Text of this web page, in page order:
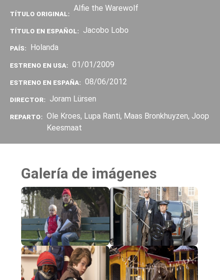
TÍTULO ORIGINAL:
Alfie the Warewolf
TÍTULO EN ESPAÑOL: Jacobo Lobo
PAÍS: Holanda
ESTRENO EN USA: 01/01/2009
ESTRENO EN ESPAÑA: 08/06/2012
DIRECTOR: Joram Lürsen
REPARTO: Ole Kroes, Lupa Ranti, Maas Bronkhuyzen, Joop
Keesmaat
Galería de imágenes